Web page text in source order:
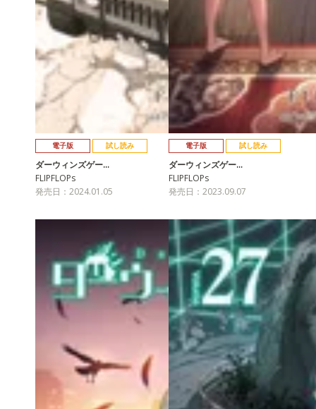
電子版 試し読み
ダーウィンズゲー…
FLIPFLOPs
発売日：2024.01.05
電子版 試し読み
ダーウィンズゲー…
FLIPFLOPs
発売日：2023.09.07